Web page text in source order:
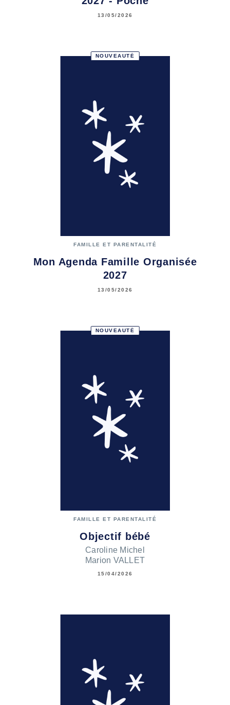
13/05/2026
NOUVEAUTÉ
FAMILLE ET PARENTALITÉ
Mon Agenda Famille Organisée
2027
13/05/2026
NOUVEAUTÉ
FAMILLE ET PARENTALITÉ
Objectif bébé
Caroline Michel
Marion VALLET
15/04/2026